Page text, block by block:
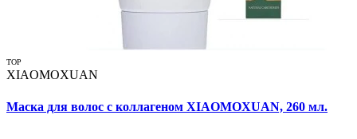
TOP
XIAOMOXUAN
Маска для волос с коллагеном XIAOMOXUAN, 260 мл.